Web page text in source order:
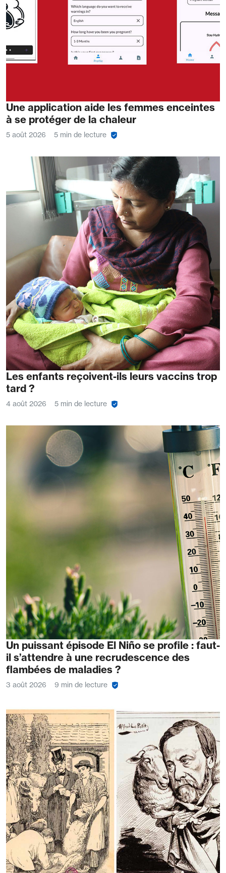
Une application aide les femmes enceintes
à se protéger de la chaleur
5 août 2026 5 min de lecture
Les enfants reçoivent-ils leurs vaccins trop
tard ?
4 août 2026 5 min de lecture
Un puissant épisode El Niño se profile : faut-
il s’attendre à une recrudescence des
flambées de maladies ?
3 août 2026 9 min de lecture